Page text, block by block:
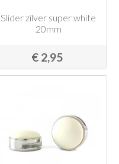
Slider zilver super white
20mm
€ 2,95